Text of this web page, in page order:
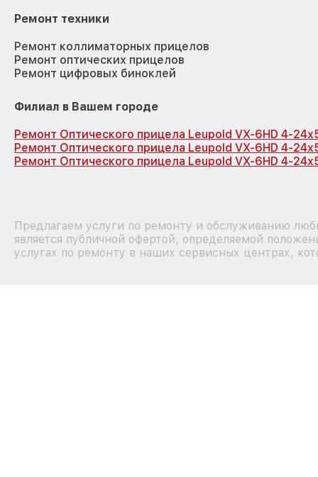
Ремонт техники
Ремонт коллиматорных прицелов
Ремонт оптических прицелов
Ремонт цифровых биноклей
Филиал в Вашем городе
Ремонт Оптического прицела Leupold VX-6HD 4-
Ремонт Оптического прицела Leupold VX-6HD 4-
Ремонт Оптического прицела Leupold VX-6HD 4-
Предлагаем услуги по ремонту и обслуживанию
является публичной офертой, определяемой
услугах по ремонту в наших сервисных центрах,